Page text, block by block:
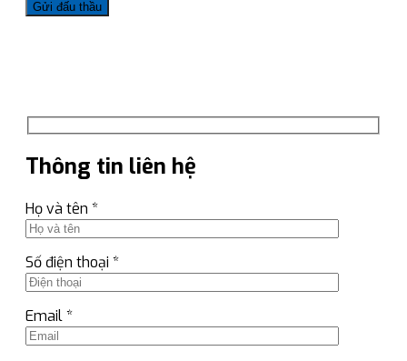
Thông tin liên hệ
Họ và tên *
Số điện thoại *
Email *